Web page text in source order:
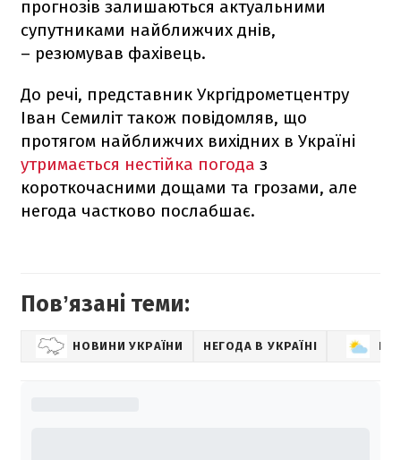
прогнозів залишаються актуальними
супутниками найближчих днів,
– резюмував фахівець.
До речі, представник Укргідрометцентру
Іван Семиліт також повідомляв, що
протягом найближчих вихідних в Україні
утримається нестійка погода з
короткочасними дощами та грозами, але
негода частково послабшає.
Повʼязані теми:
НОВИНИ УКРАЇНИ НЕГОДА В УКРАЇНІ